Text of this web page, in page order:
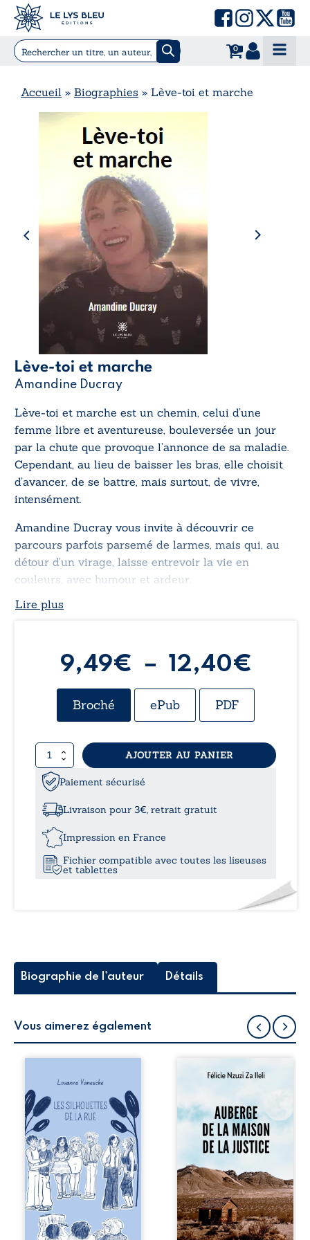
0
Accueil » Biographies » Lève-toi et marche
Lève-toi et marche
Amandine Ducray
Lève-toi et marche est un chemin, celui d’une
femme libre et aventureuse, bouleversée un jour
par la chute que provoque l’annonce de sa maladie.
Cependant, au lieu de baisser les bras, elle choisit
d’avancer, de se battre, mais surtout, de vivre,
intensément.
Amandine Ducray vous invite à découvrir ce
parcours parfois parsemé de larmes, mais qui, au
détour d’un virage, laisse entrevoir la vie en
couleurs, avec humour et ardeur.
Lire plus
9,49€ – 12,40€
de
Broché ePub PDF
quantité
de
Lève-
AJOUTER AU PANIER
Paiement sécurisé
Livraison pour 3€, retrait gratuit
Impression en France
Fichier compatible avec toutes les liseuses
et tablettes
Biographie de l'auteur Détails
Vous aimerez également
la rue donne la
parole à six
personnages
ordinaires,
traversés par des
pensées, des
émotions et des
silences qui
pourraient
appartenir à
chacun de nous. À
travers leurs
parcours, ce
roman invite à
Auberge de la
récit-témoignage
consacré au
parcours
exemplaire de
Mbala Zi Nkuaku
Lema Félix.
Magistrat intègre,
fervent défenseur
des droits
humains et de
l’indépendance
judiciaire, il voit sa